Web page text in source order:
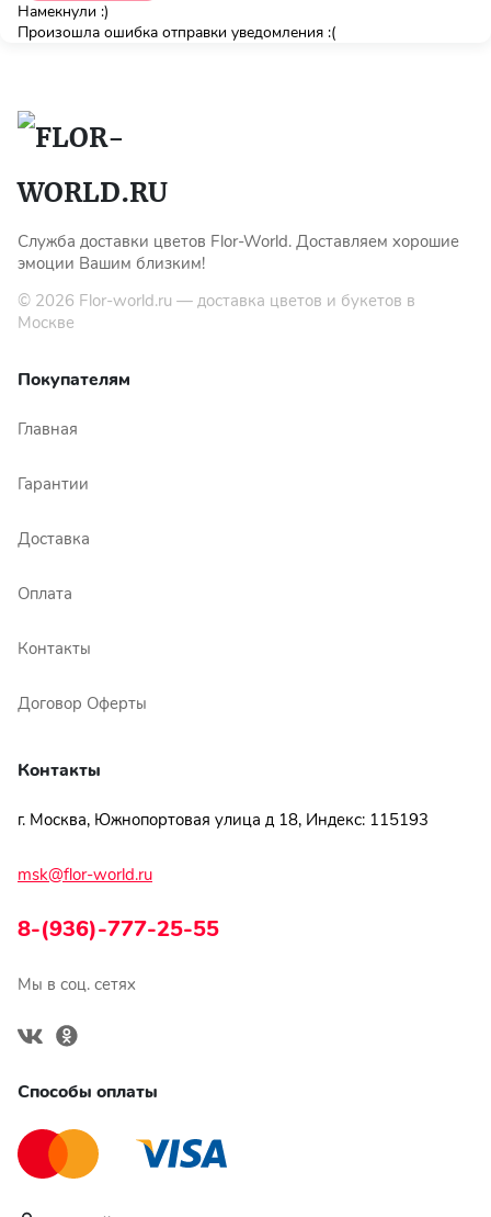
Намекнули :)
Произошла ошибка отправки уведомления :(
Служба доставки цветов Flor-World. Доставляем хорошие
эмоции Вашим близким!
© 2026 Flor-world.ru — доставка цветов и букетов в
Москве
Покупателям
Главная
Гарантии
Доставка
Оплата
Контакты
Договор Оферты
Контакты
г. Москва, Южнопортовая улица д 18, Индекс: 115193
msk@flor-world.ru
8-(936)-777-25-55
Мы в соц. сетях
Способы оплаты